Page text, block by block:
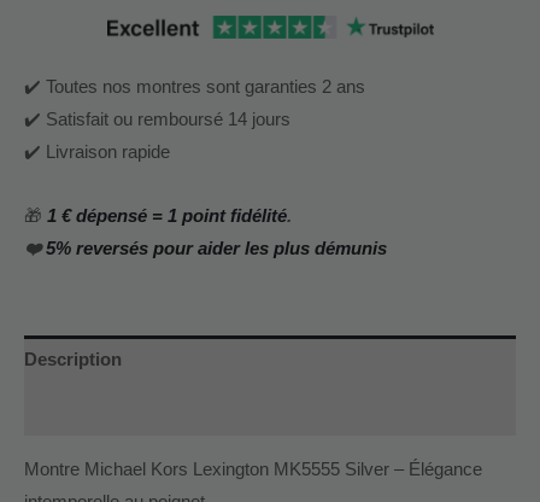
✔️ Toutes nos montres sont garanties 2 ans
✔️ Satisfait ou remboursé 14 jours
✔️ Livraison rapide
🎁 1 € dépensé = 1 point fidélité.
❤️5% reversés pour aider les plus démunis
Description
Montre Michael Kors Lexington MK5555 Silver – Élégance